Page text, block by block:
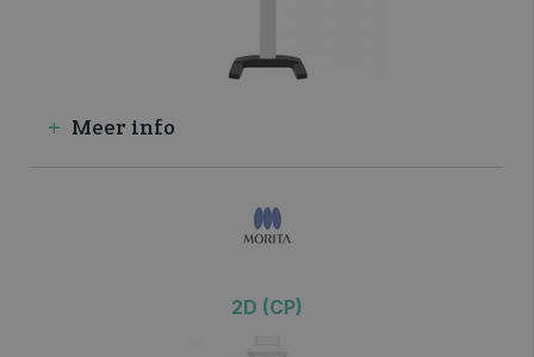
Meer info
2D (CP)